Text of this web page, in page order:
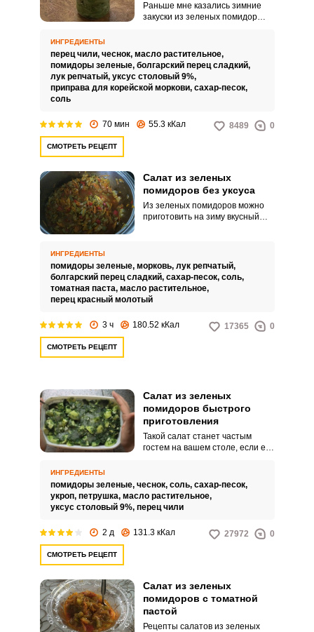
Раньше мне казались зимние
закуски из зеленых помидор
к ним относилась, пока не
попробовала этот салат.
Обязательно воспользуйтесь
моей рекомендацией и
ИНГРЕДИЕНТЫ
перец чили, чеснок, масло растительное,
помидоры зеленые, болгарский перец сладкий,
лук репчатый, уксус столовый 9%,
приправа для корейской моркови, сахар-песок,
соль
70 мин 55.3 кКал 8489 0
СМОТРЕТЬ РЕЦЕПТ
Салат из зеленых
помидоров без уксуса
Из зеленых помидоров можно
приготовить на зиму вкусный
ИНГРЕДИЕНТЫ
помидоры зеленые, морковь, лук репчатый,
болгарский перец сладкий, сахар-песок, соль,
томатная паста, масло растительное,
перец красный молотый
3 ч 180.52 кКал 17365 0
СМОТРЕТЬ РЕЦЕПТ
Салат из зеленых
помидоров быстрого
приготовления
Такой салат станет частым
гостем на вашем столе, если его
помидоров молочной спелости
или из бурых, которые имеют
свою изюминку вкуса, в отличие
ИНГРЕДИЕНТЫ
помидоры зеленые, чеснок, соль, сахар-песок,
укроп, петрушка, масло растительное,
уксус столовый 9%, перец чили
2 д 131.3 кКал 27972 0
СМОТРЕТЬ РЕЦЕПТ
Салат из зеленых
помидоров с томатной
пастой
Рецепты салатов из зеленых